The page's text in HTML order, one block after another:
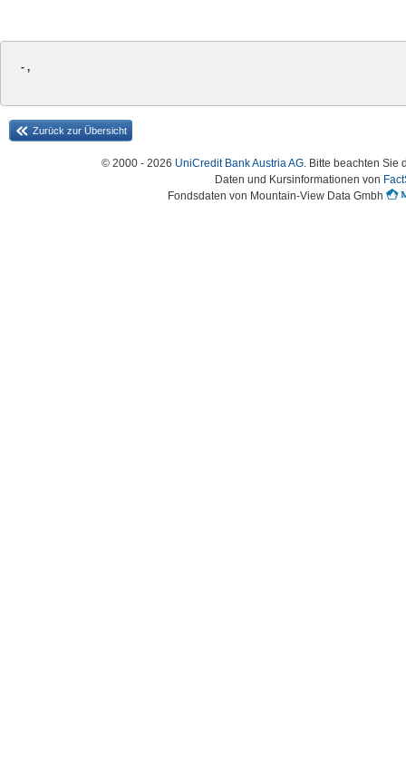
- ,
Zurück zur Übersicht
© 2000 - 2026 UniCredit Bank Austria AG. Bitte beachten Sie
Daten und Kursinformationen von
Fondsdaten von Mountain-View Data Gmbh